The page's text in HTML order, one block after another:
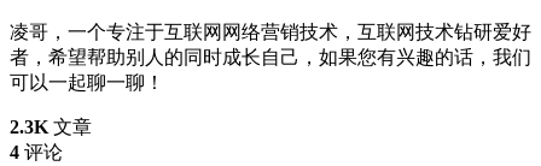
凌哥，一个专注于互联网网络营销技术，互联网技术钻研爱好
者，希望帮助别人的同时成长自己，如果您有兴趣的话，我们
可以一起聊一聊！
2.3K 文章
4 评论